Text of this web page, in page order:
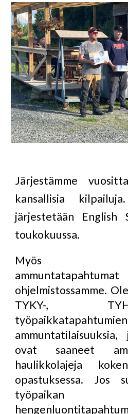
Järjestämme
kansallisia
järjestetään English
toukokuussa.
Myös
ohjelmistossamme.
TYKY-,
työpaikkatapahtumien
ovat saaneet
haulikkolajeja
opastuksessa. Jos
työpaikan